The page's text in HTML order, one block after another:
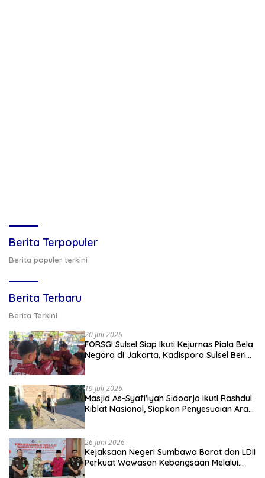
Berita Terpopuler
Berita populer terkini
Berita Terbaru
Berita Terkini
20 Juli 2026
FORSGI Sulsel Siap Ikuti Kejurnas Piala Bela
Negara di Jakarta, Kadispora Sulsel Beri
19 Juli 2026
Masjid As-Syafi’iyah Sidoarjo Ikuti Rashdul
Kiblat Nasional, Siapkan Penyesuaian Arah
26 Juni 2026
Kejaksaan Negeri Sumbawa Barat dan LDII
Perkuat Wawasan Kebangsaan Melalui